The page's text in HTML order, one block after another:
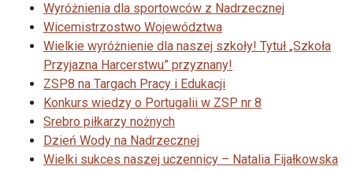
Wyróżnienia dla sportowców z Nadrzecznej
Wicemistrzostwo Województwa
Wielkie wyróżnienie dla naszej szkoły! Tytuł „Szkoła
Przyjazna Harcerstwu” przyznany!
ZSP8 na Targach Pracy i Edukacji
Konkurs wiedzy o Portugalii w ZSP nr 8
Srebro piłkarzy nożnych
Dzień Wody na Nadrzecznej
Wielki sukces naszej uczennicy – Natalia Fijałkowska